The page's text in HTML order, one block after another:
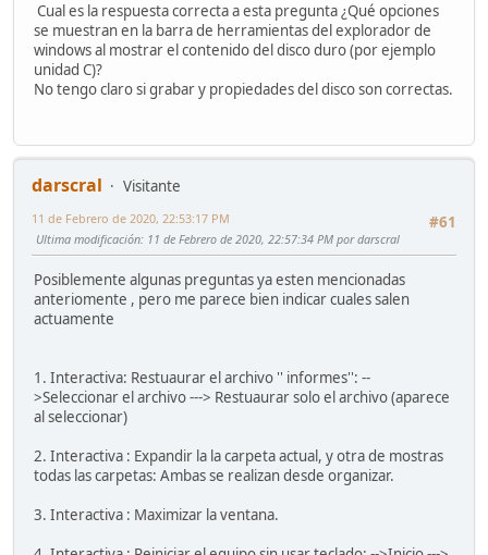
Cual es la respuesta correcta a esta pregunta ¿Qué opciones
se muestran en la barra de herramientas del explorador de
windows al mostrar el contenido del disco duro (por ejemplo
unidad C)?
No tengo claro si grabar y propiedades del disco son correctas.
darscral
Visitante
#61
11 de Febrero de 2020, 22:53:17 PM
Ultima modificación: 11 de Febrero de 2020, 22:57:34 PM por darscral
Posiblemente algunas preguntas ya esten mencionadas
anteriomente , pero me parece bien indicar cuales salen
actuamente
1. Interactiva: Restuaurar el archivo '' informes'': --
>Seleccionar el archivo ---> Restuaurar solo el archivo (aparece
al seleccionar)
2. Interactiva : Expandir la la carpeta actual, y otra de mostras
todas las carpetas: Ambas se realizan desde organizar.
3. Interactiva : Maximizar la ventana.